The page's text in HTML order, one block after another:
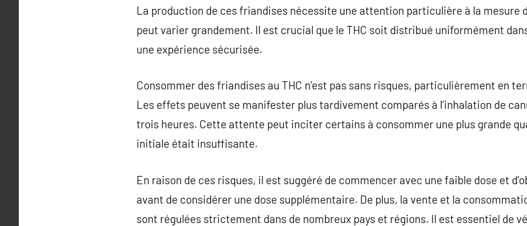
La production de ces friandises nécessite une attention particulière à la mesure
peut varier grandement. Il est crucial que le THC soit distribué uniformément
une expérience sécurisée.
Consommer des friandises au THC n’est pas sans risques, particulièrement en
Les effets peuvent se manifester plus tardivement comparés à l’inhalation de
trois heures. Cette attente peut inciter certains à consommer une plus grande
initiale était insuffisante.
En raison de ces risques, il est suggéré de commencer avec une faible dose et
avant de considérer une dose supplémentaire. De plus, la vente et la
sont régulées strictement dans de nombreux pays et régions. Il est essentiel de